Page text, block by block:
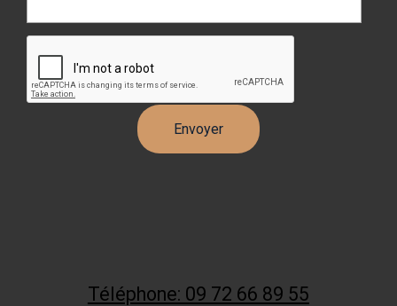
Téléphone: 09 72 66 89 55